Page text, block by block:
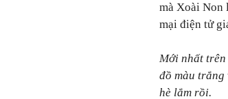
mà Xoài Non
mại điện tử
Mới nhất
đồ màu
hè lắm rồi.